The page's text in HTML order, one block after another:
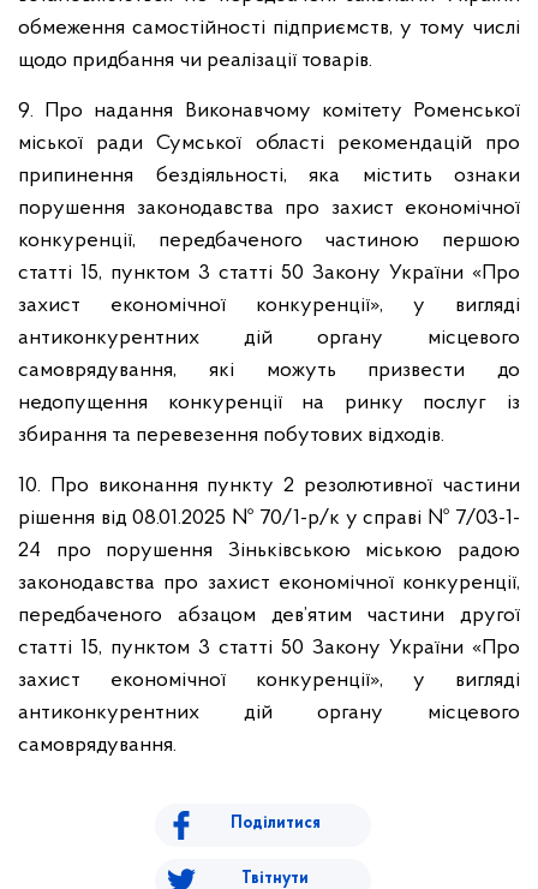
обмеження самостійності підприємств, у тому числі
щодо придбання чи реалізації товарів.
9. Про надання Виконавчому комітету Роменської
міської ради Сумської області рекомендацій про
припинення бездіяльності, яка містить ознаки
порушення законодавства про захист економічної
конкуренції, передбаченого частиною першою
статті 15, пунктом 3 статті 50 Закону України «Про
захист економічної конкуренції», у вигляді
антиконкурентних дій органу місцевого
самоврядування, які можуть призвести до
недопущення конкуренції на ринку послуг із
збирання та перевезення побутових відходів.
10. Про виконання пункту 2 резолютивної частини
рішення від 08.01.2025 № 70/1-р/к у справі № 7/03-1-
24 про порушення Зіньківською міською радою
законодавства про захист економічної конкуренції,
передбаченого абзацом дев’ятим частини другої
статті 15, пунктом 3 статті 50 Закону України «Про
захист економічної конкуренції», у вигляді
антиконкурентних дій органу місцевого
самоврядування.
Поділитися
Твітнути